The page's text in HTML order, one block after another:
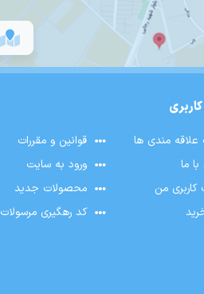
مندی ها
قوانین و مقررات
ما
ورود به سایت
من
محصولات جدید
کد رهگیری مرسولات